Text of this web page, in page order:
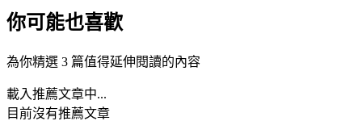
你可能也喜歡
為你精選 3 篇值得延伸閱讀的內容
載入推薦文章中...
目前沒有推薦文章